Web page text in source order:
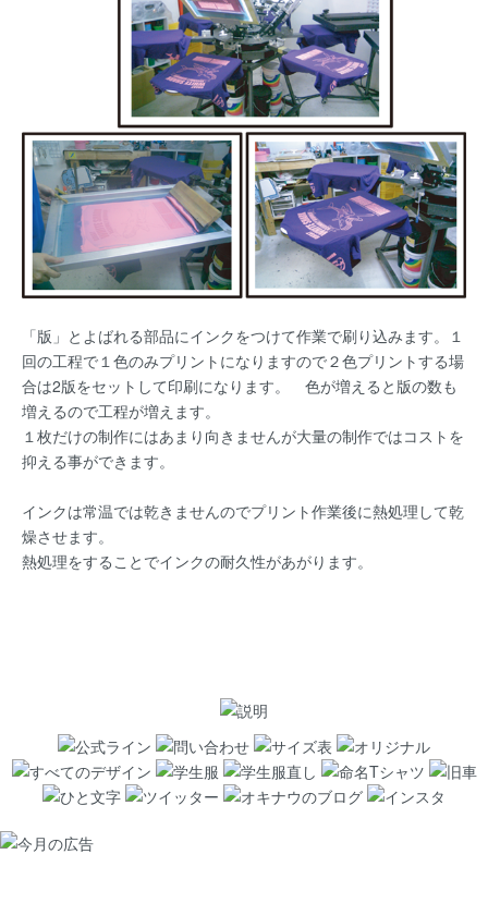
「版」とよばれる部品にインクをつけて作業で刷り込みます。１
回の工程で１色のみプリントになりますので２色プリントする場
合は2版をセットして印刷になります。 色が増えると版の数も
増えるので工程が増えます。
１枚だけの制作にはあまり向きませんが大量の制作ではコストを
抑える事ができます。
インクは常温では乾きませんのでプリント作業後に熱処理して乾
燥させます。
熱処理をすることでインクの耐久性があがります。